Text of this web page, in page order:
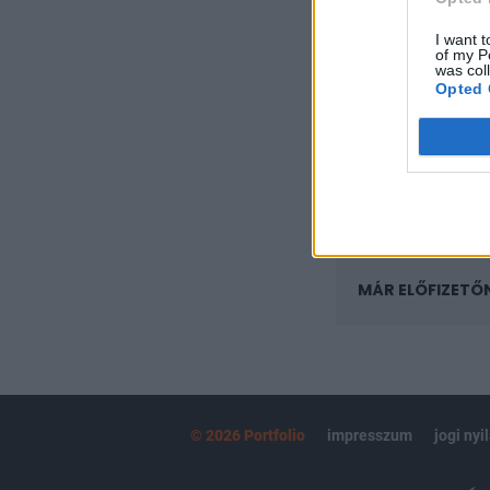
I want
of my
was
Opted
A keresett cikk
regisztrációhoz
Az előfizetés a
Portfolio.hu
kötéslistái
MÁR
© 2026 Portfolio impresszum jogi